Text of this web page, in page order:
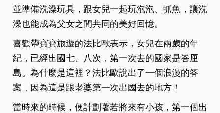
並準備洗澡玩具，跟女兒一起玩泡泡、抓魚，讓洗
澡也能成為父女之間共同的美好回憶。
喜歡帶寶寶旅遊的法比歐表示，女兒在兩歲的年
紀，已經出國七、八次，第一次去的國家是峇厘
島。為什麼是這裡？法比歐說出了一個浪漫的答
案，因為這是跟老婆第一次出國去的地方！
當時來的時候，便計劃著若將來有小孩，第一個出